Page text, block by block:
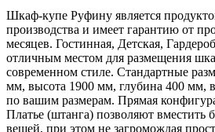
Шкаф-купе Руфину является
производства и имеет гарантию от
месяцев. Гостинная, Детская,
отличным местом для размещения
современном стиле. Стандартные
мм, высота 1900 мм, глубина 400 мм,
по вашим размерам. Прямая
Платье (штанга) позволяют вместить
вещей, при этом не загромождая